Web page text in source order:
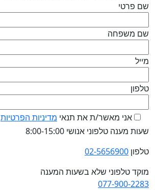
שם פרטי
שם משפחה
מייל
טלפון
אני מאשר/ת את תנאי מדיניות הפרטיות
שעות מענה טלפוני אנושי 8:00-15:00
טלפון 02-5656900
מוקד טלפוני שלא בשעות המענה
077-900-2283